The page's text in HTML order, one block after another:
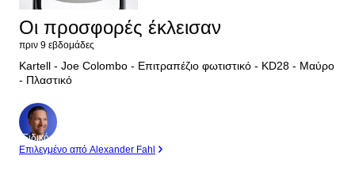
Οι προσφορές έκλεισαν
πριν 9 εβδομάδες
Kartell - Joe Colombo - Επιτραπέζιο φωτιστικό - KD28 - Μαύρο
- Πλαστικό
Ειδικός
Επιλεγμένο από Alexander Fahl